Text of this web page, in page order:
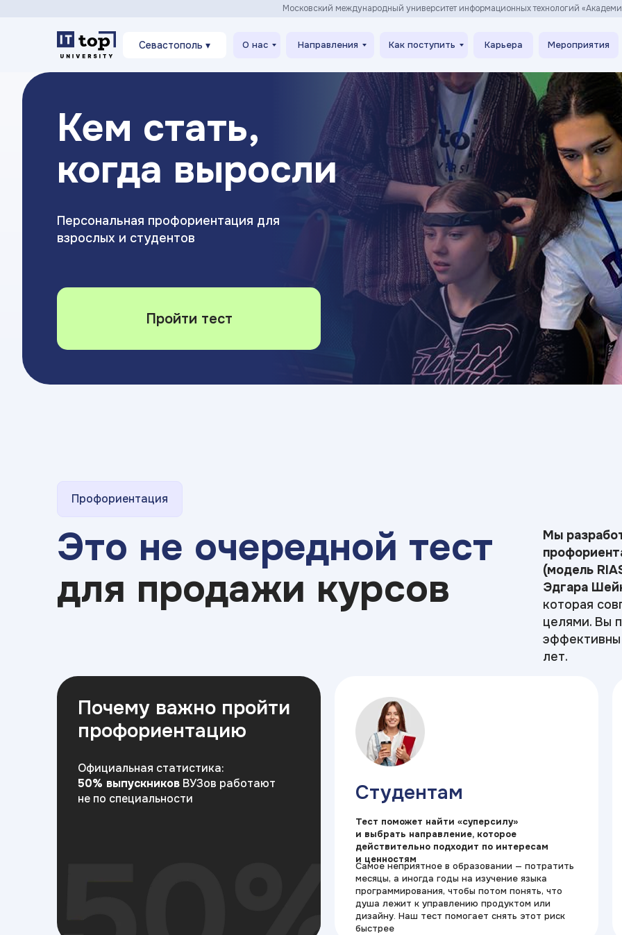
Севастополь ▾ Карьера Мероприятия
О нас Направления Как поступить
Московский международный университет информационных технологий
Кем стать,
когда выросли
Персональная профориентация для
взрослых и студентов
Пройти тест
Профориентация
Мы
(модель
Эдгара
которая
целями. Вы
эффективны
лет.
Это не очередной тест
для продажи курсов
Студентам
Самое неприятное в образовании — потратить
месяцы, а иногда годы на изучение языка
программирования, чтобы потом понять, что
душа лежит к управлению продуктом или
дизайну. Наш тест помогает снять этот риск
быстрее
Тест поможет найти «суперсилу»
и выбрать направление, которое
действительно подходит по интересам
и ценностям
Почему важно пройти
профориентацию
Официальная статистика:
50% выпускников ВУЗов работают
не по специальности